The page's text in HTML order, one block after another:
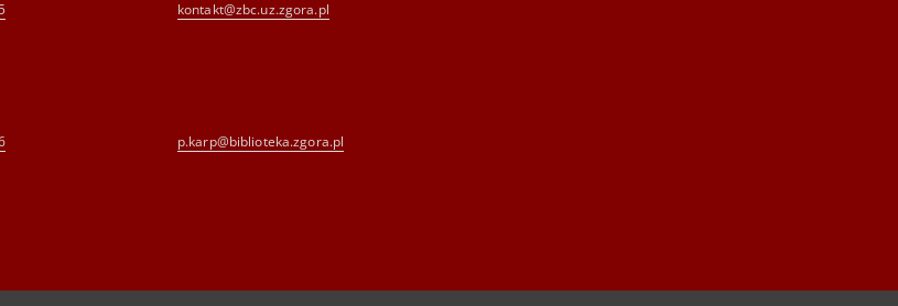
kontakt@zbc.uz.zgora.pl
p.karp@biblioteka.zgora.pl